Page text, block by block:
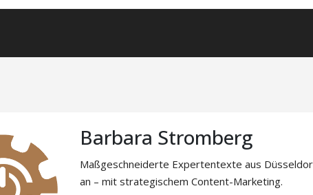
Barbara Stromberg
Maßgeschneiderte Expertentexte aus
an – mit strategischem Content-Marketing.